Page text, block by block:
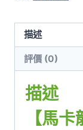
玻
璃
擴
香
瓶
數
量
描述
評價 (0)
描述
【馬